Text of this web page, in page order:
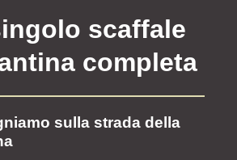
scaffale
completa
sulla strada della